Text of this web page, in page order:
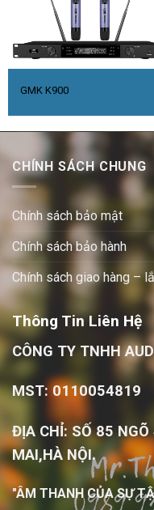
GMK K900
CHÍNH SÁCH CHUNG
Chính sách bảo mật
Chính sách bảo hành
Chính sách giao hàng –
Thông Tin Liên Hệ
CÔNG TY TNHH
MST: 0110054819
ĐỊA CHỈ: SỐ 85
MAI,HÀ NỘI.
"ÂM THANH CỦA SỰ